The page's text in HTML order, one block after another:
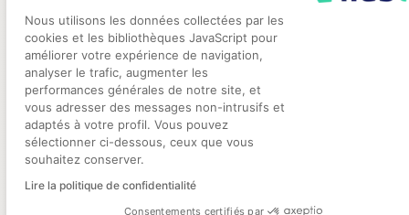
Plateforme de Gestion du
Nous utilisons les données collectées par les
cookies et les bibliothèques JavaScript pour
améliorer votre expérience de navigation,
analyser le trafic, augmenter les
performances générales de notre site, et
vous adresser des messages non-intrusifs et
adaptés à votre profil. Vous pouvez
sélectionner ci-dessous, ceux que vous
souhaitez conserver.
Lire la politique de confidentialité
Consentements certifiés par
Axeptio consent
d’expertise pour permettre aux
de santé d’échanger sur leurs bonnes
en matière de gestion du personnel, de
recrutement, d’attractivité... », illustre
Gautier.